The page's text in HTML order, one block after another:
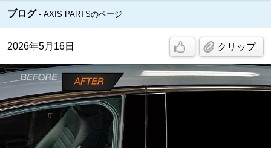
ブログ AXIS PARTSのページ
2026年5月16日 クリップ